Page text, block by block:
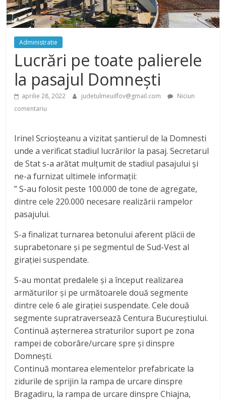
Administratie
Lucrări pe toate palierele
la pasajul Domnești
aprilie 28, 2022 judetulmeuilfov@gmail.com
Niciun
comentariu
Irinel Scrioșteanu a vizitat șantierul de la Domnesti
unde a verificat stadiul lucrărilor la pasaj. Secretarul
de Stat s-a arătat mulțumit de stadiul pasajului și
ne-a furnizat ultimele informații:
” S-au folosit peste 100.000 de tone de agregate,
dintre cele 220.000 necesare realizării rampelor
pasajului.
S-a finalizat turnarea betonului aferent plăcii de
suprabetonare și pe segmentul de Sud-Vest al
girației suspendate.
S-au montat predalele și a început realizarea
armăturilor și pe următoarele două segmente
dintre cele 6 ale girației suspendate. Cele două
segmente supratraversează Centura Bucureștiului.
Continuă așternerea straturilor suport pe zona
rampei de coborâre/urcare spre și dinspre
Domnești.
Continuă montarea elementelor prefabricate la
zidurile de sprijin la rampa de urcare dinspre
Bragadiru, la rampa de urcare dinspre Chiajna,